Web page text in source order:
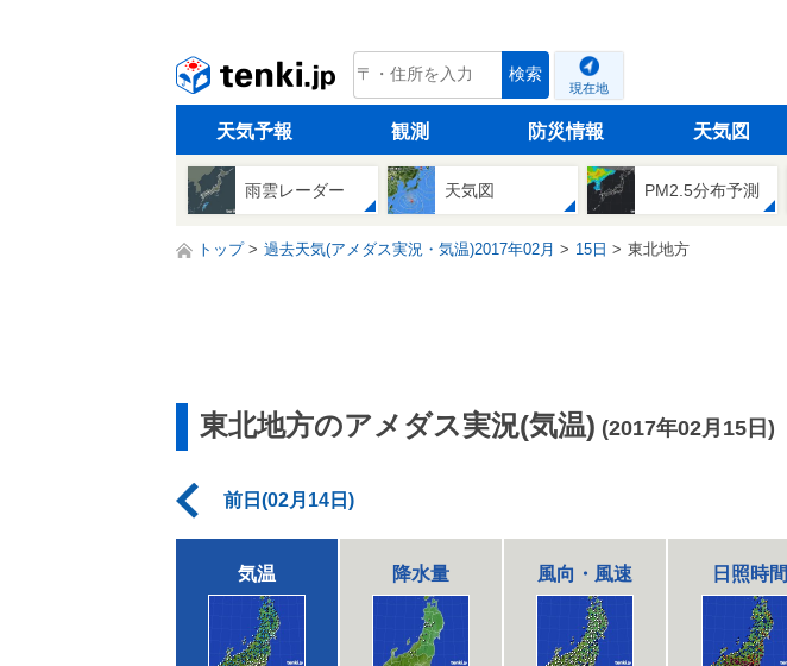
tenki.jp 検索
現在地
天気予報 観測 防災情報 天気図
雨雲レーダー 天気図 PM2.5分布予測
トップ 過去天気(アメダス実況・気温)2017年02月 15日 東北地方
東北地方のアメダス実況(気温) (2017年02月15日)
前日(02月14日)
気温 降水量 風向・風速 日照時間